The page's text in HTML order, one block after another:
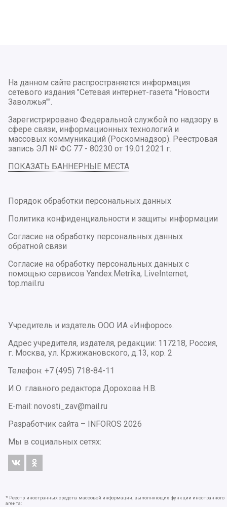
На данном сайте распространяется информация
сетевого издания "Сетевая интернет-газета "Новости
Заволжья"".
Зарегистрировано Федеральной службой по надзору в
сфере связи, информационных технологий и
массовых коммуникаций (Роскомнадзор). Реестровая
запись ЭЛ № ФС 77 - 80230 от 19.01.2021 г.
ПОКАЗАТЬ БАННЕРНЫЕ МЕСТА
Порядок обработки персональных данных
Политика конфиденциальности и защиты информации
Согласие на обработку персональных данных
обратной связи
Согласие на обработку персональных данных с
помощью сервисов Yandex.Metrika, LiveInternet,
top.mail.ru
Учредитель и издатель ООО ИА «Инфорос».
Адрес учредителя, издателя, редакции: 117218, Россия,
г. Москва, ул. Кржижановского, д.13, кор. 2
Телефон: +7 (495) 718-84-11
И.О. главного редактора Дорохова Н.В.
E-mail: novosti_zav@mail.ru
Разработчик сайта –
INFOROS 2026
Мы в социальных сетях:
* Реестр иностранных средств массовой информации, выполняющих функции иностранного
агента: